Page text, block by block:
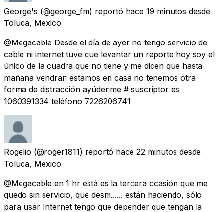
George's (@george_fm) reportó hace 19 minutos desde
Toluca, México
@Megacable Desde el día de ayer no tengo servicio de
cable ni internet tuve que levantar un reporte hoy soy el
único de la cuadra que no tiene y me dicen que hasta
mañana vendran estamos en casa no tenemos otra
forma de distracción ayúdenme # suscriptor es
1060391334 teléfono 7226206741
Rogelio (@roger1811) reportó hace 22 minutos desde
Toluca, México
@Megacable en 1 hr está es la tercera ocasión que me
quedo sin servicio, que desm...... están haciendo, sólo
para usar Internet tengo que depender que tengan la